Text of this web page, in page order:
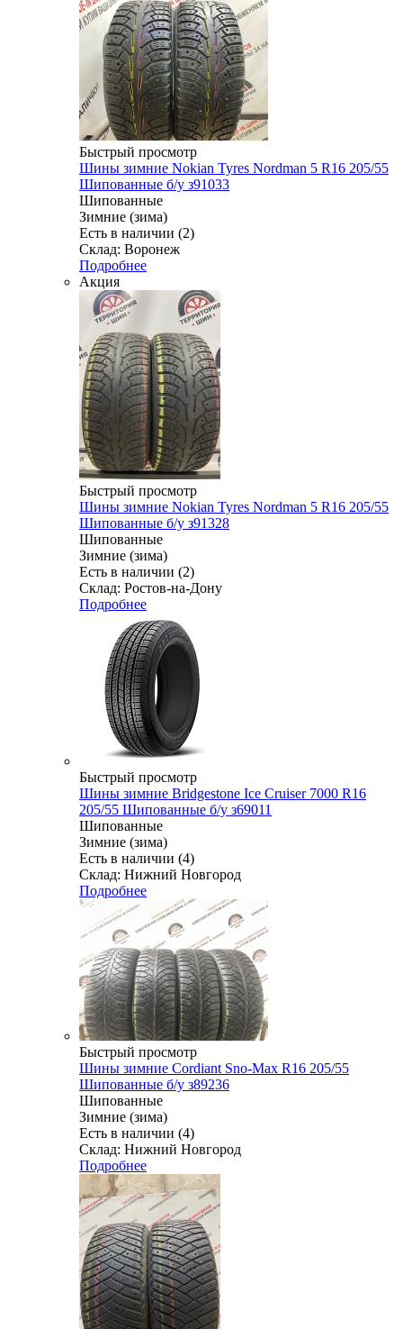
Быстрый просмотр
Шины зимние Nokian Tyres Nordman 5 R16 205/55
Шипованные б/у з91033
Шипованные
Зимние (зима)
Есть в наличии (2)
Склад: Воронеж
Подробнее
Акция
Быстрый просмотр
Шины зимние Nokian Tyres Nordman 5 R16 205/55
Шипованные б/у з91328
Шипованные
Зимние (зима)
Есть в наличии (2)
Склад: Ростов-на-Дону
Подробнее
Быстрый просмотр
Шины зимние Bridgestone Ice Cruiser 7000 R16
205/55 Шипованные б/у з69011
Шипованные
Зимние (зима)
Есть в наличии (4)
Склад: Нижний Новгород
Подробнее
Быстрый просмотр
Шины зимние Cordiant Sno-Max R16 205/55
Шипованные б/у з89236
Шипованные
Зимние (зима)
Есть в наличии (4)
Склад: Нижний Новгород
Подробнее